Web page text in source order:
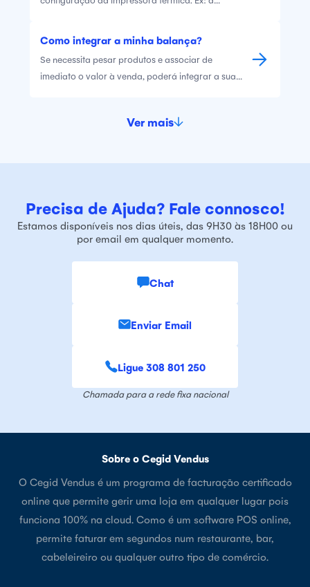
à AT.
Assim, apresentamos aqui soluções associadas a
algumas dificuldades dete
Como integrar a minha balança?
Se necessita pesar produtos e associar de
imediato o valor à venda, poderá integrar a sua
Ver mais
Precisa de Ajuda? Fale connosco!
Estamos disponíveis nos dias úteis, das 9H30 às 18H00 ou
por email em qualquer momento.
Chat
Enviar Email
Ligue 308 801 250
Chamada para a rede fixa nacional
Sobre o Cegid Vendus
O Cegid Vendus é um programa de facturação certificado
online que permite gerir uma loja em qualquer lugar pois
funciona 100% na cloud. Como é um software POS online,
permite faturar em segundos num restaurante, bar,
cabeleireiro ou qualquer outro tipo de comércio.